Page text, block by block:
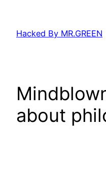
springen
Hacked By MR.GREEN
about